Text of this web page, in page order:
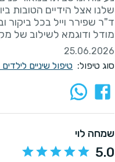
ד"ר שפירר וייל בכל
מודל ודוגמא לשילוב של
25.06.2026
סוג טיפול: טיפול שיניים
שמחה לוי
5.0